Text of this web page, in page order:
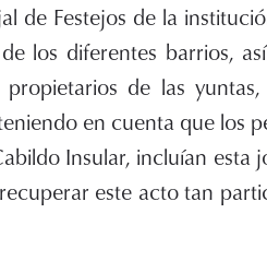
de Festejos de la
los diferentes barrios,
de las yuntas,
en cuenta que los
Insular, incluían esta
este acto tan